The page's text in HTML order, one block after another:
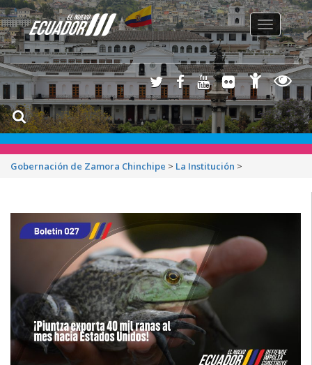
Toggle
navigation
Gobernación de Zamora Chinchipe > La Institución >